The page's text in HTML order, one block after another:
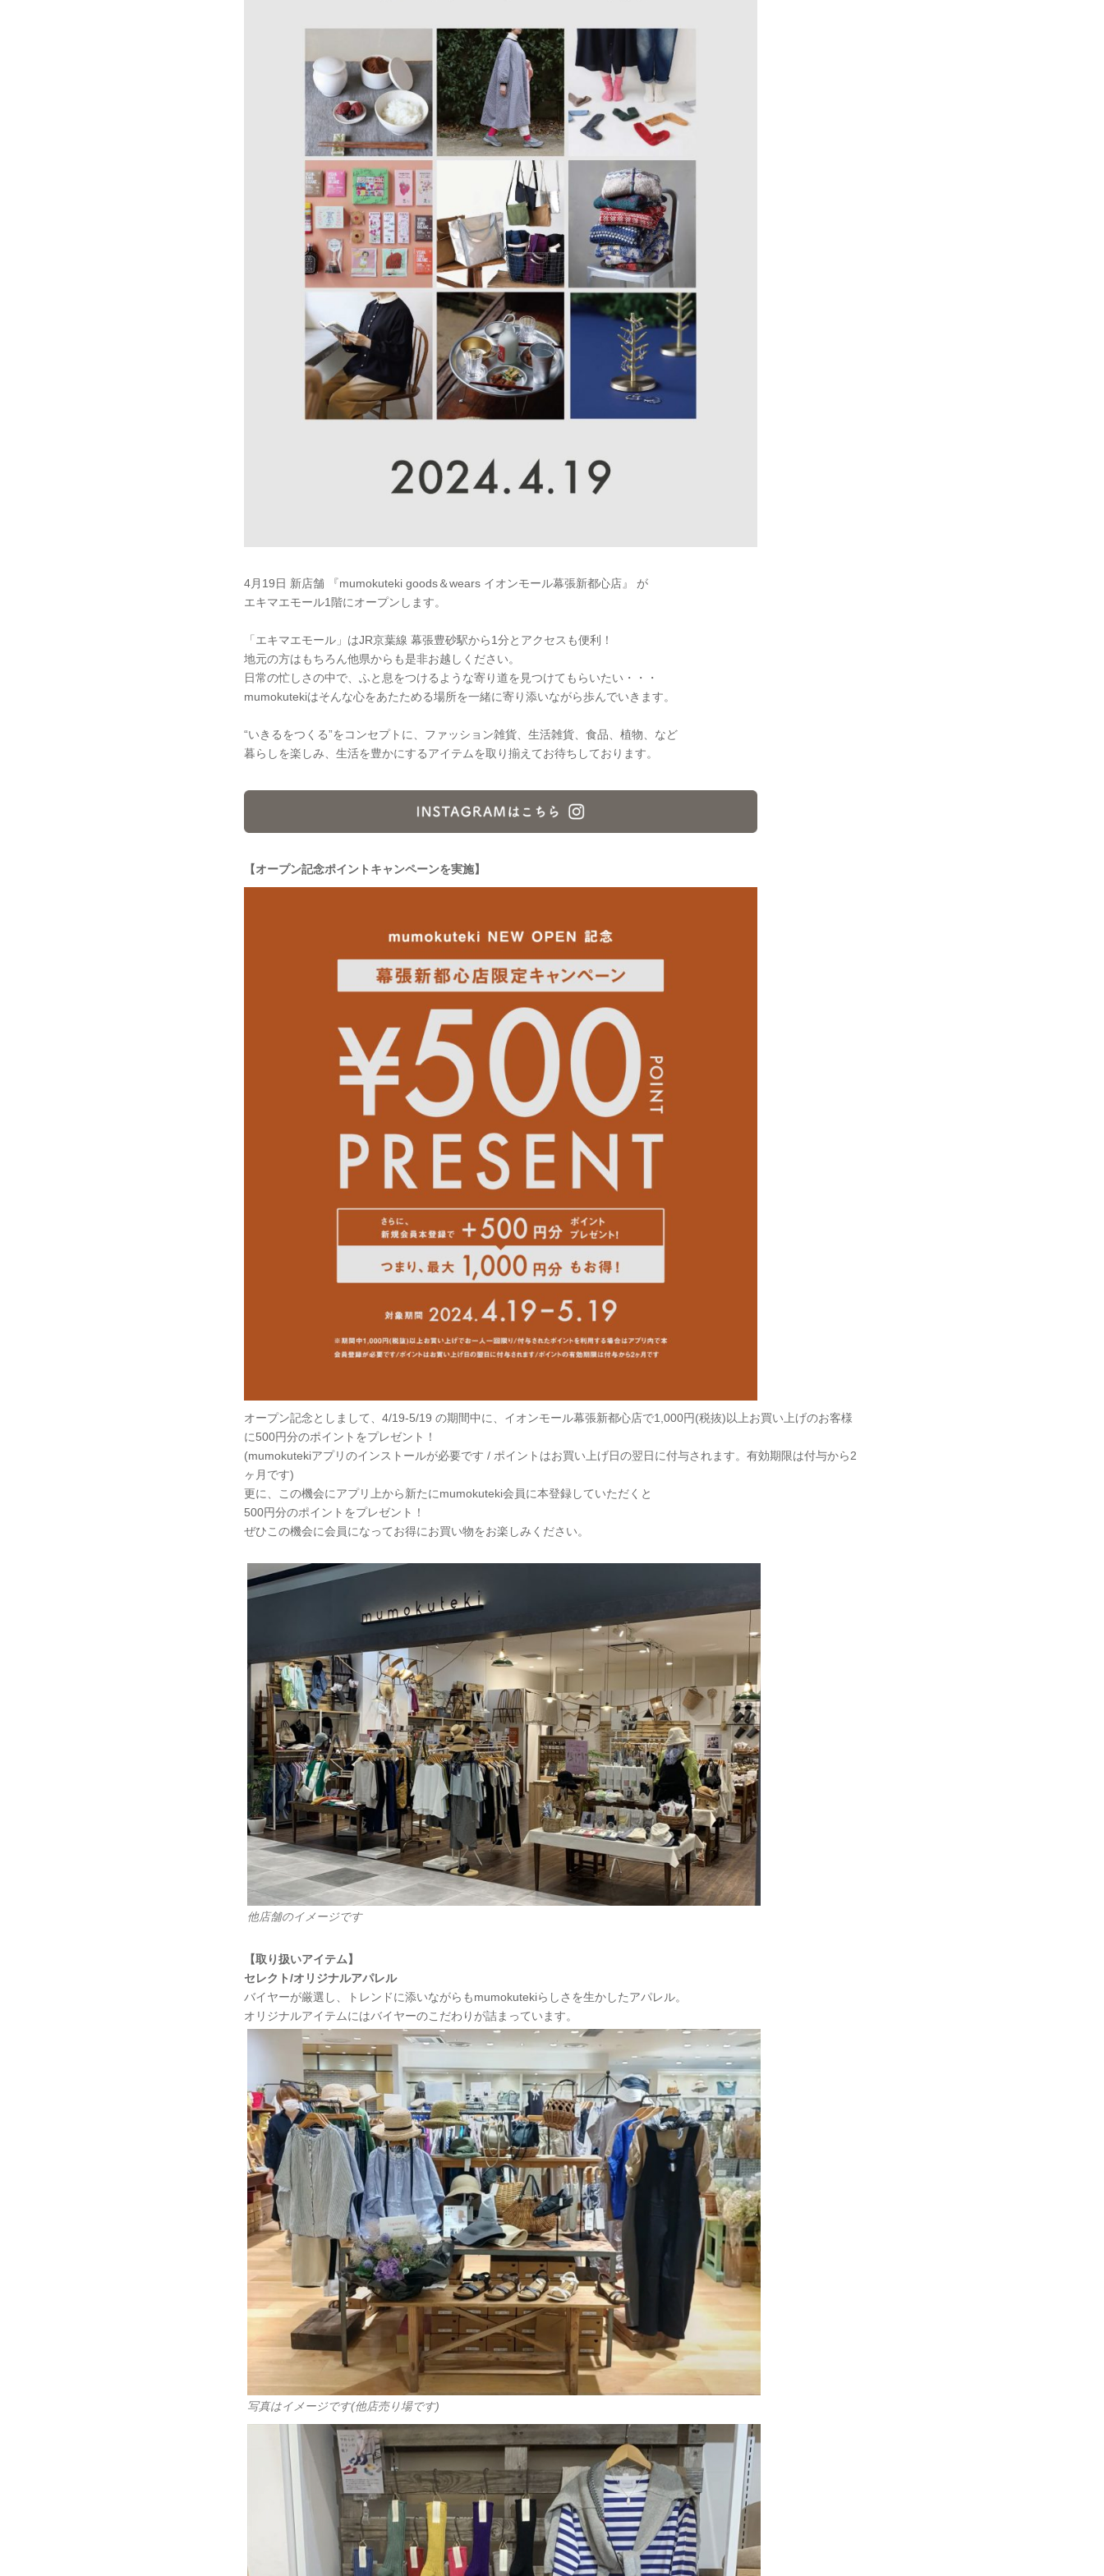
4月19日 新店舗 『mumokuteki goods＆wears イオンモール幕張新都心店』 が
エキマエモール1階にオープンします。
「エキマエモール」はJR京葉線 幕張豊砂駅から1分とアクセスも便利！
地元の方はもちろん他県からも是非お越しください。
日常の忙しさの中で、ふと息をつけるような寄り道を見つけてもらいたい・・・
mumokutekiはそんな心をあたためる場所を一緒に寄り添いながら歩んでいきます。
“いきるをつくる”をコンセプトに、ファッション雑貨、生活雑貨、食品、植物、など
暮らしを楽しみ、生活を豊かにするアイテムを取り揃えてお待ちしております。
【オープン記念ポイントキャンペーンを実施】
オープン記念としまして、4/19-5/19 の期間中に、イオンモール幕張新都心店で1,000円(税抜)以上お買い上げのお客様
に500円分のポイントをプレゼント！
(mumokutekiアプリのインストールが必要です / ポイントはお買い上げ日の翌日に付与されます。有効期限は付与から2
ヶ月です)
更に、この機会にアプリ上から新たにmumokuteki会員に本登録していただくと
500円分のポイントをプレゼント！
ぜひこの機会に会員になってお得にお買い物をお楽しみください。
他店舗のイメージです
【取り扱いアイテム】
セレクト/オリジナルアパレル
バイヤーが厳選し、トレンドに添いながらもmumokutekiらしさを生かしたアパレル。
オリジナルアイテムにはバイヤーのこだわりが詰まっています。
写真はイメージです(他店売り場です)